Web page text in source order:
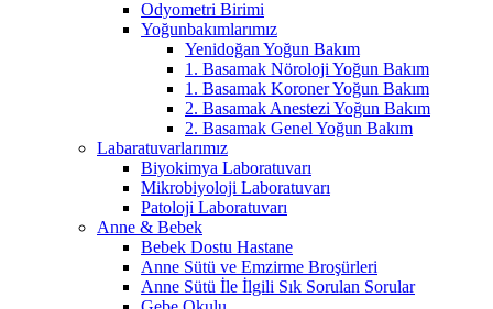
Odyometri Birimi
Yoğunbakımlarımız
Yenidoğan Yoğun Bakım
1. Basamak Nöroloji Yoğun Bakım
1. Basamak Koroner Yoğun Bakım
2. Basamak Anestezi Yoğun Bakım
2. Basamak Genel Yoğun Bakım
Labaratuvarlarımız
Biyokimya Laboratuvarı
Mikrobiyoloji Laboratuvarı
Patoloji Laboratuvarı
Anne & Bebek
Bebek Dostu Hastane
Anne Sütü ve Emzirme Broşürleri
Anne Sütü İle İlgili Sık Sorulan Sorular